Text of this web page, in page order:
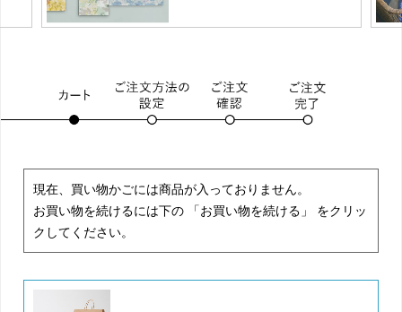
現在、買い物かごには商品が入っておりません。
お買い物を続けるには下の 「お買い物を続ける」 をクリッ
クしてください。